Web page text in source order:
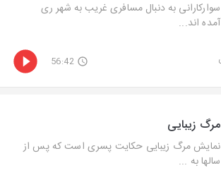
سوارکارانی به دنبال مسافری غریب به شهر ری
آمده اند...
56:42
مرگ زیبایی
نمایش مرگ زیبایی حکایت پسری است که پس از
سالها به ...